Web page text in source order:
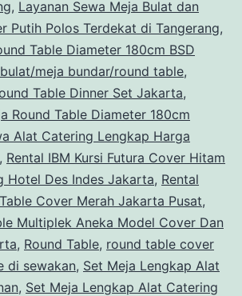
, Layanan Sewa Meja Bulat dan
Putih Polos Terdekat di Tangerang,
Table Diameter 180cm BSD
meja bundar/round table,
Table Dinner Set Jakarta,
Round Table Diameter 180cm
Alat Catering Lengkap Harga
, Rental IBM Kursi Futura Cover Hitam
Hotel Des Indes Jakarta, Rental
Cover Merah Jakarta Pusat,
Multiplek Aneka Model Cover Dan
, Round Table, round table cover
di sewakan, Set Meja Lengkap Alat
, Set Meja Lengkap Alat Catering